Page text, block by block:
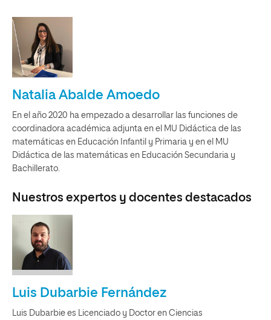
Natalia Abalde Amoedo
En el año 2020 ha empezado a desarrollar las funciones de
coordinadora académica adjunta en el MU Didáctica de las
matemáticas en Educación Infantil y Primaria y en el MU
Didáctica de las matemáticas en Educación Secundaria y
Bachillerato.
Nuestros expertos y docentes destacados
Luis Dubarbie Fernández
Luis Dubarbie es Licenciado y Doctor en Ciencias